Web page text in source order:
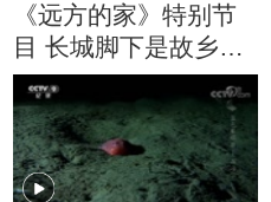
《远方的家》特别节
目 长城脚下是故乡
20160223